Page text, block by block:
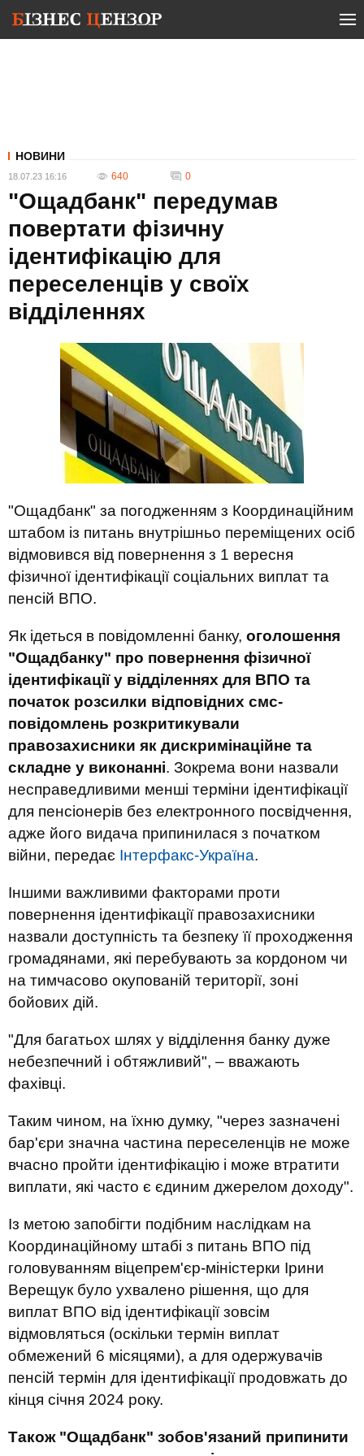
НОВИНИ
18.07.23 16:16 640 0
"Ощадбанк" передумав
повертати фізичну
ідентифікацію для
переселенців у своїх
відділеннях
"Ощадбанк" за погодженням з Координаційним
штабом із питань внутрішньо переміщених осіб
відмовився від повернення з 1 вересня
фізичної ідентифікації соціальних виплат та
пенсій ВПО.
Як ідеться в повідомленні банку, оголошення
"Ощадбанку" про повернення фізичної
ідентифікації у відділеннях для ВПО та
початок розсилки відповідних смс-
повідомлень розкритикували
правозахисники як дискримінаційне та
складне у виконанні. Зокрема вони назвали
несправедливими менші терміни ідентифікації
для пенсіонерів без електронного посвідчення,
адже його видача припинилася з початком
війни, передає Інтерфакс-Україна.
Іншими важливими факторами проти
повернення ідентифікації правозахисники
назвали доступність та безпеку її проходження
громадянами, які перебувають за кордоном чи
на тимчасово окупованій території, зоні
бойових дій.
"Для багатьох шлях у відділення банку дуже
небезпечний і обтяжливий", – вважають
фахівці.
Таким чином, на їхню думку, "через зазначені
бар'єри значна частина переселенців не може
вчасно пройти ідентифікацію і може втратити
виплати, які часто є єдиним джерелом доходу".
Із метою запобігти подібним наслідкам на
Координаційному штабі з питань ВПО під
головуванням віцепрем'єр-міністерки Ірини
Верещук було ухвалено рішення, що для
виплат ВПО від ідентифікації зовсім
відмовляться (оскільки термін виплат
обмежений 6 місяцями), а для одержувачів
пенсій термін для ідентифікації продовжать до
кінця січня 2024 року.
Також "Ощадбанк" зобов'язаний припинити